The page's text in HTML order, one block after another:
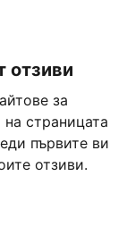
отзиви
за
на страницата
първите ви
отзиви.